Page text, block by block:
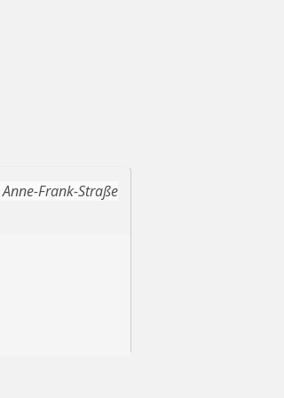
Anne-Frank-Straße